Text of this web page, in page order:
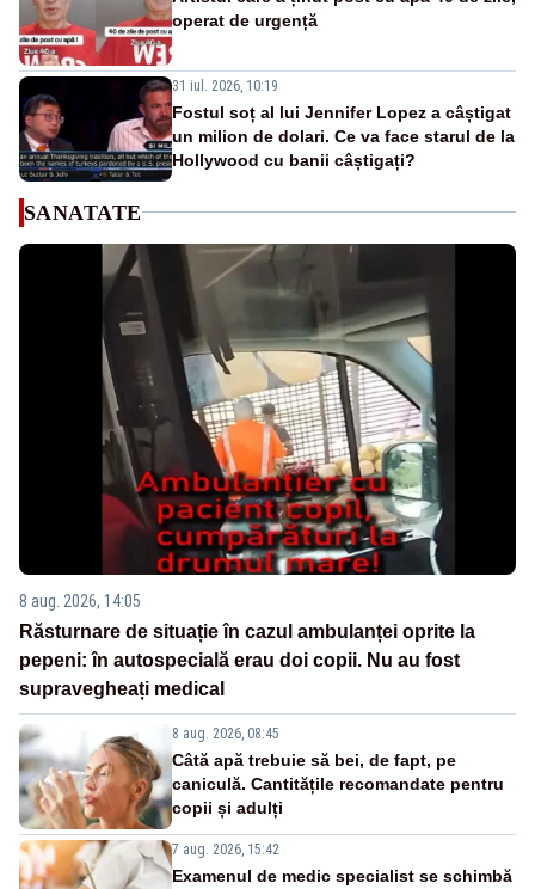
operat de urgență
31 iul. 2026, 10:19
Fostul soț al lui Jennifer Lopez a câștigat
un milion de dolari. Ce va face starul de la
Hollywood cu banii câștigați?
SANATATE
8 aug. 2026, 14:05
Răsturnare de situație în cazul ambulanței oprite la
pepeni: în autospecială erau doi copii. Nu au fost
supravegheați medical
8 aug. 2026, 08:45
Câtă apă trebuie să bei, de fapt, pe
caniculă. Cantitățile recomandate pentru
copii și adulți
7 aug. 2026, 15:42
Examenul de medic specialist se schimbă